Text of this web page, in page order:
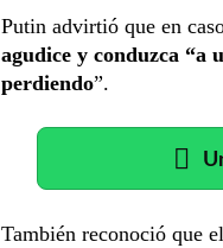
Putin advirtió que en
agudice y conduzca “a
perdiendo”.
También reconoció que